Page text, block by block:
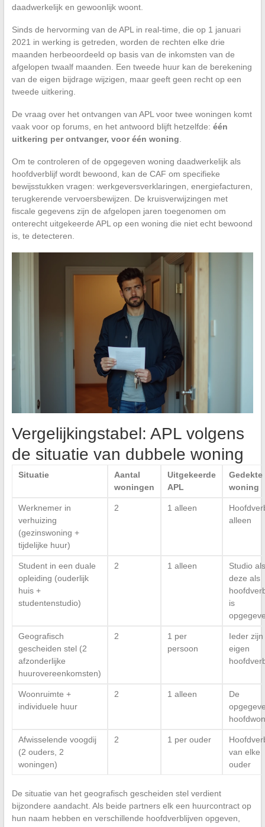
daadwerkelijk en gewoonlijk woont.
Sinds de hervorming van de APL in real-time, die op 1 januari
2021 in werking is getreden, worden de rechten elke drie
maanden herbeoordeeld op basis van de inkomsten van de
afgelopen twaalf maanden. Een tweede huur kan de berekening
van de eigen bijdrage wijzigen, maar geeft geen recht op een
tweede uitkering.
De vraag over het ontvangen van APL voor twee woningen komt
vaak voor op forums, en het antwoord blijft hetzelfde: één
uitkering per ontvanger, voor één woning
Om te controleren of de opgegeven woning daadwerkelijk als
hoofdverblijf wordt bewoond, kan de CAF om specifieke
bewijsstukken vragen: werkgeversverklaringen, energiefacturen,
terugkerende vervoersbewijzen. De kruisverwijzingen met
fiscale gegevens zijn de afgelopen jaren toegenomen om
onterecht uitgekeerde APL op een woning die niet echt bewoond
is, te detecteren.
Vergelijkingstabel: APL volgens
de situatie van dubbele woning
Situatie
Aantal
woningen
Uitgekeerde
APL
Gedekte
woning
Werknemer in
verhuizing
(gezinswoning +
tijdelijke huur)
2 1 alleen
alleen
Student in een duale
opleiding (ouderlijk
huis +
studentenstudio)
2 1 alleen
Studio als
deze als
is
Geografisch
gescheiden stel (2
afzonderlijke
huurovereenkomsten)
2
1 per
persoon
Ieder zijn
eigen
Woonruimte +
individuele huur
2 1 alleen
De
Afwisselende voogdij
(2 ouders, 2
woningen)
2 1 per ouder
van elke
ouder
De situatie van het geografisch gescheiden stel verdient
bijzondere aandacht. Als beide partners elk een huurcontract op
hun naam hebben en verschillende hoofdverblijven opgeven,